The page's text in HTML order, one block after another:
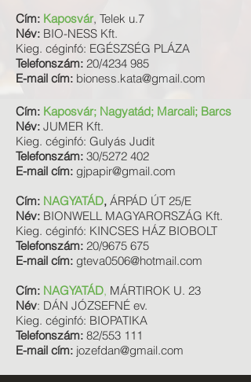
Cím: Kaposvár, Telek u.7
Név: BIO-NESS Kft.
Kieg. céginfó: EGÉSZSÉG PLÁZA
Telefonszám: 20/4234 985
E-mail cím: bioness.kata@gmail.com
Cím: Kaposvár; Nagyatád; Marcali; Barcs
Név: JUMER Kft.
Kieg. céginfó: Gulyás Judit
Telefonszám: 30/5272 402
E-mail cím: gjpapir@gmail.com
Cím: NAGYATÁD, ÁRPÁD ÚT 25/E
Név: BIONWELL MAGYARORSZÁG Kft.
Kieg. céginfó: KINCSES HÁZ BIOBOLT
Telefonszám: 20/9675 675
E-mail cím: gteva0506@hotmail.com
Cím: NAGYATÁD, MÁRTIROK U. 23
Név: DÁN JÓZSEFNÉ ev.
Kieg. céginfó: BIOPATIKA
Telefonszám: 82/553 111
E-mail cím: jozefdan@gmail.com